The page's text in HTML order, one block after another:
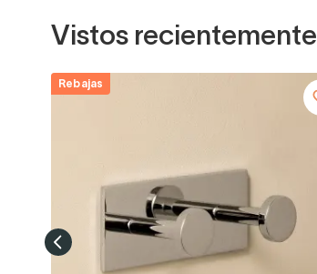
Vistos recientemente
Rebajas